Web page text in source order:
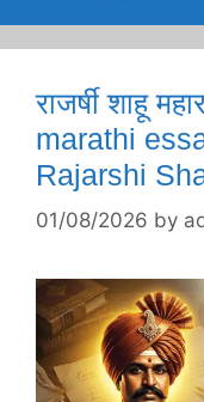
राजर्षी शाहू
marathi
Rajarshi
01/08/2026 by